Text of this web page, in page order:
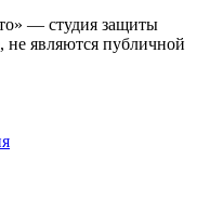
— студия защиты
не являются публичной